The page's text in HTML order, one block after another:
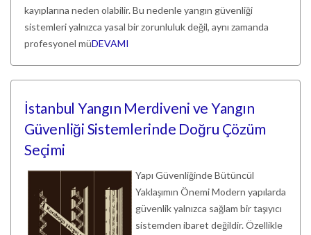
kayıplarına neden olabilir. Bu nedenle yangın güvenliği
sistemleri yalnızca yasal bir zorunluluk değil, aynı zamanda
profesyonel müDEVAMI
İstanbul Yangın Merdiveni ve Yangın
Güvenliği Sistemlerinde Doğru Çözüm
Seçimi
Yapı Güvenliğinde Bütüncül
Yaklaşımın Önemi Modern yapılarda
güvenlik yalnızca sağlam bir taşıyıcı
sistemden ibaret değildir. Özellikle